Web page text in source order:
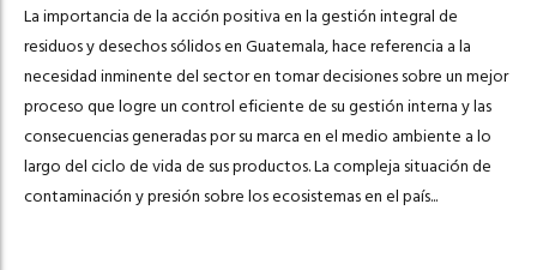
La importancia de la acción positiva en la gestión integral de
residuos y desechos sólidos en Guatemala, hace referencia a la
necesidad inminente del sector en tomar decisiones sobre un mejor
proceso que logre un control eficiente de su gestión interna y las
consecuencias generadas por su marca en el medio ambiente a lo
largo del ciclo de vida de sus productos. La compleja situación de
contaminación y presión sobre los ecosistemas en el país...